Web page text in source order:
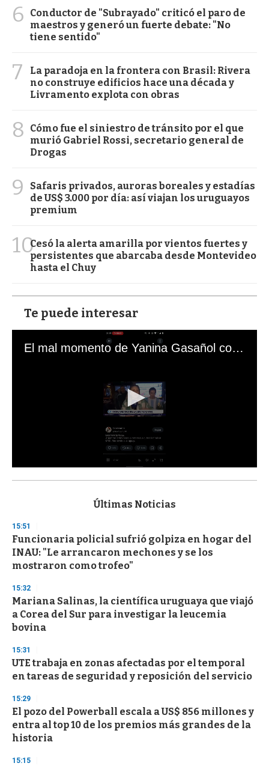
6
Conductor de "Subrayado" criticó el paro de
maestros y generó un fuerte debate: "No
tiene sentido"
7
La paradoja en la frontera con Brasil: Rivera
no construye edificios hace una década y
Livramento explota con obras
8
Cómo fue el siniestro de tránsito por el que
murió Gabriel Rossi, secretario general de
Drogas
9
Safaris privados, auroras boreales y estadías
de US$ 3.000 por día: así viajan los uruguayos
premium
10Cesó la alerta amarilla por vientos fuertes y
persistentes que abarcaba desde Montevideo
hasta el Chuy
Te puede interesar
El mal momento de Yanina Gasañol con un hincha argentino en "Subrayado"
s
d
s
o
f
3
s
e
c
o
n
Últimas Noticias
15:51
Funcionaria policial sufrió golpiza en hogar del
INAU: "Le arrancaron mechones y se los
mostraron como trofeo"
15:32
Mariana Salinas, la científica uruguaya que viajó
a Corea del Sur para investigar la leucemia
bovina
15:31
UTE trabaja en zonas afectadas por el temporal
en tareas de seguridad y reposición del servicio
15:29
El pozo del Powerball escala a US$ 856 millones y
entra al top 10 de los premios más grandes de la
historia
15:15